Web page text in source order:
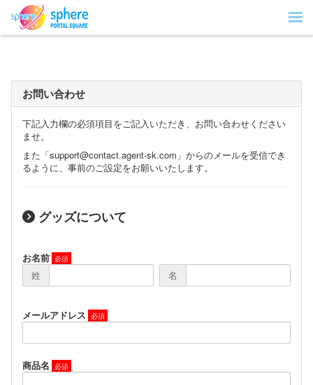
お問い合わせ
下記入力欄の必須項目をご記入いただき、お問い合わせください
ませ。
また「support@contact.agent-sk.com」からのメールを受信でき
るように、事前のご設定をお願いいたします。
グッズについて
お名前
姓
名
メールアドレス
商品名